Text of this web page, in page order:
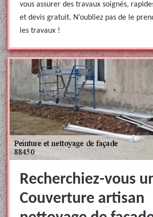
vous assurer des travaux soignés,
et devis gratuit. N’oubliez pas de le
les travaux !
Recherchiez-vous
Couverture artisan